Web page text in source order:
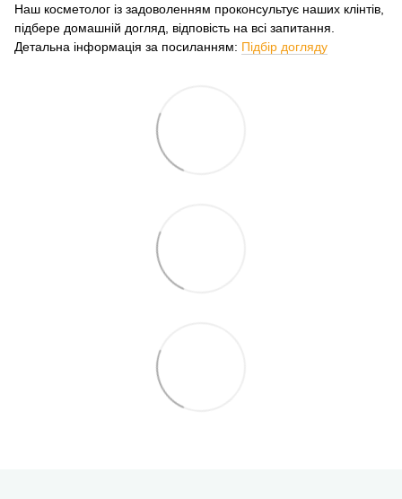
Наш косметолог із задоволенням проконсультує наших клінтів,
підбере домашній догляд, відповість на всі запитання.
Детальна інформація за посиланням: Підбір догляду